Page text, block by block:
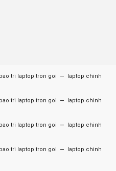
bao tri laptop tron goi –
laptop chinh
bao tri laptop tron goi –
laptop chinh
bao tri laptop tron goi –
laptop chinh
bao tri laptop tron goi –
laptop chinh